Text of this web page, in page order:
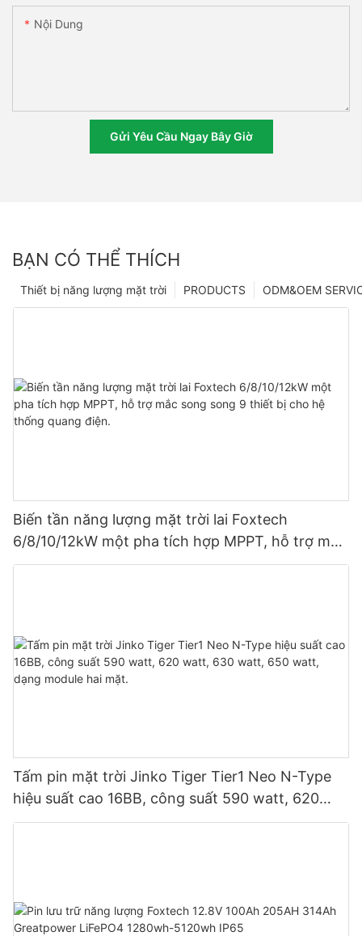
Nội Dung
Gửi Yêu Cầu Ngay Bây Giờ
BẠN CÓ THỂ THÍCH
ODM&OEM
PRODUCTS
Thiết bị năng lượng mặt trời
Biến tần năng lượng mặt trời lai Foxtech
6/8/10/12kW một pha tích hợp MPPT, hỗ trợ mắc
song song 9 thiết bị cho hệ thống quang điện.
Tấm pin mặt trời Jinko Tiger Tier1 Neo N-Type
hiệu suất cao 16BB, công suất 590 watt, 620
watt, 630 watt, 650 watt, dạng module hai mặt.